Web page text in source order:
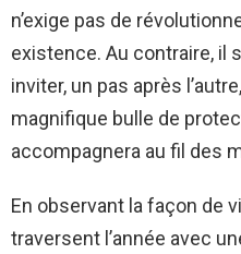
n’exige pas de
existence. Au contraire, il
inviter, un pas après
magnifique bulle de
accompagnera au fil des
En observant la façon de
traversent l’année avec